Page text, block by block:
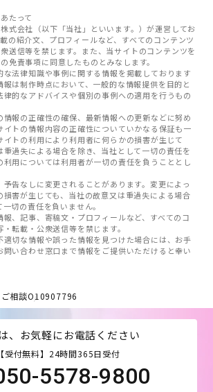
たって
式会社（以下「当社」といいます。）が運営してお
の紹介文、プロフィールなど、すべてのコンテンツ
送信等を禁じます。また、当サイトのコンテンツを
免責事項に同意したものとみなします。
な法律知識や事例に関する情報を掲載しております
は制作時点において、一般的な情報提供を目的と
律的なアドバイスや個別の事例への適用を行うもの
情報の正確性の確保、最新情報への更新などに努め
イトの情報内容の正確性についていかなる保証も一
イトの利用により利用者に何らかの損害が生じて
重過失による場合を除き、当社として一切の責任を
利用については利用者が一切の責任を負うこととし
予告なしに変更されることがあります。変更によっ
損害が生じても、当社の故意又は重過失による場合
切の責任を負いません。
報、記事、寄稿文・プロフィールなど、すべてのコ
転載・公衆送信等を禁じます。
適切な情報や誤った情報を見つけた場合には、お手
問い合わせ窓口まで情報をご提供いただけると幸い
相談O10907796
、お気軽にお電話ください
【受付無料】24時間365日受付
5578-9800